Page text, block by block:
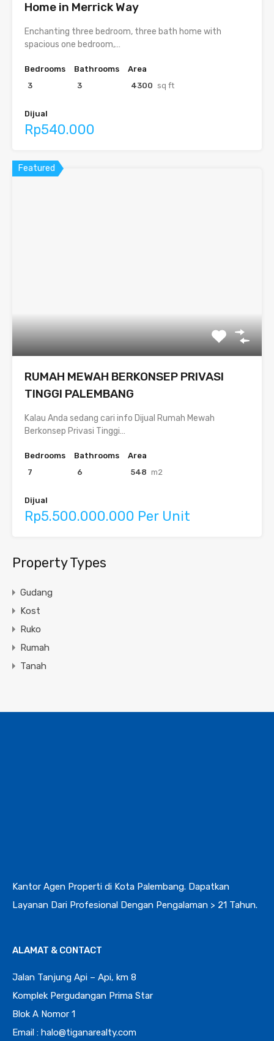
Home in Merrick Way
Enchanting three bedroom, three bath home with
spacious one bedroom,…
Bedrooms
3
Bathrooms
3
Area
4300 sq ft
Dijual
Rp540.000
Featured
RUMAH MEWAH BERKONSEP PRIVASI
TINGGI PALEMBANG
Kalau Anda sedang cari info Dijual Rumah Mewah
Berkonsep Privasi Tinggi…
Bedrooms
7
Bathrooms
6
Area
548 m2
Dijual
Rp5.500.000.000 Per Unit
Property Types
Gudang
Kost
Ruko
Rumah
Tanah
Kantor Agen Properti di Kota Palembang. Dapatkan
Layanan Dari Profesional Dengan Pengalaman > 21 Tahun.
ALAMAT & CONTACT
Jalan Tanjung Api – Api, km 8
Komplek Pergudangan Prima Star
Blok A Nomor 1
Email : halo@tiganarealty.com